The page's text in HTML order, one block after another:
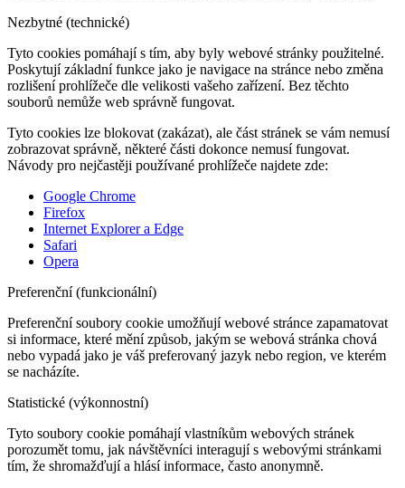
Nezbytné (technické)
Tyto cookies pomáhají s tím, aby byly webové stránky použitelné.
Poskytují základní funkce jako je navigace na stránce nebo změna
rozlišení prohlížeče dle velikosti vašeho zařízení. Bez těchto
souborů nemůže web správně fungovat.
Tyto cookies lze blokovat (zakázat), ale část stránek se vám nemusí
zobrazovat správně, některé části dokonce nemusí fungovat.
Návody pro nejčastěji používané prohlížeče najdete zde:
Google Chrome
Firefox
Internet Explorer a Edge
Safari
Opera
Preferenční (funkcionální)
Preferenční soubory cookie umožňují webové stránce zapamatovat
si informace, které mění způsob, jakým se webová stránka chová
nebo vypadá jako je váš preferovaný jazyk nebo region, ve kterém
se nacházíte.
Statistické (výkonnostní)
Tyto soubory cookie pomáhají vlastníkům webových stránek
porozumět tomu, jak návštěvníci interagují s webovými stránkami
tím, že shromažďují a hlásí informace, často anonymně.